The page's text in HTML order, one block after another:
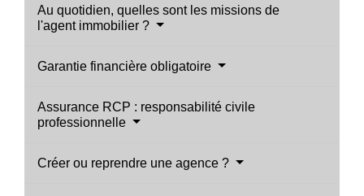
Au quotidien, quelles sont les missions de
l'agent immobilier ?
Garantie financière obligatoire
Assurance RCP : responsabilité civile
professionnelle
Créer ou reprendre une agence ?